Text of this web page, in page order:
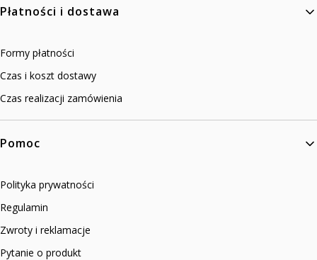
Płatności i dostawa
Formy płatności
Czas i koszt dostawy
Czas realizacji zamówienia
Pomoc
Polityka prywatności
Regulamin
Zwroty i reklamacje
Pytanie o produkt